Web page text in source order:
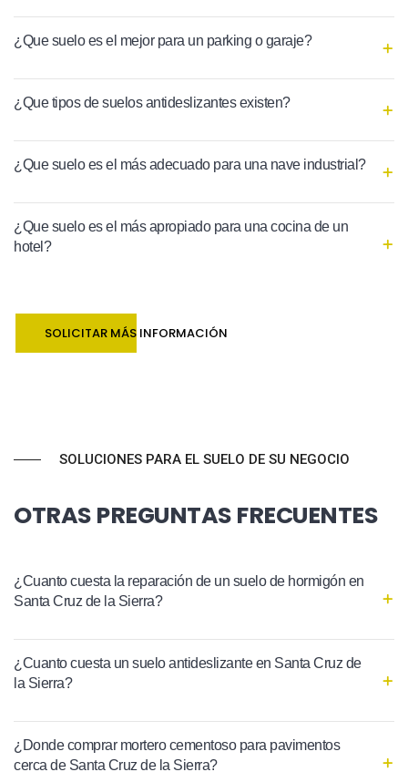
¿Que suelo es el mejor para un parking o garaje?
¿Que tipos de suelos antideslizantes existen?
¿Que suelo es el más adecuado para una nave industrial?
¿Que suelo es el más apropiado para una cocina de un
hotel?
SOLICITAR MÁS INFORMACIÓN
SOLUCIONES PARA EL SUELO DE SU NEGOCIO
OTRAS PREGUNTAS FRECUENTES
¿Cuanto cuesta la reparación de un suelo de hormigón en
Santa Cruz de la Sierra?
¿Cuanto cuesta un suelo antideslizante en Santa Cruz de
la Sierra?
¿Donde comprar mortero cementoso para pavimentos
cerca de Santa Cruz de la Sierra?